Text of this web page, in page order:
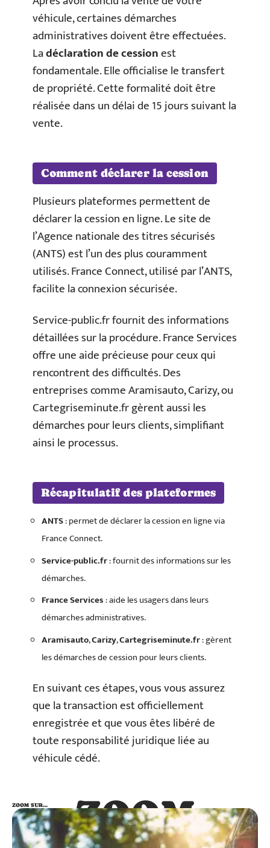
véhicule, certaines démarches
administratives doivent être effectuées.
Ladéclaration de cessionest
fondamentale. Elle officialise le transfert
de propriété. Cette formalité doit être
réalisée dans un délai de 15 jours suivant la
vente.
Comment déclarer la cession
Plusieurs plateformes permettent de
déclarer la cession en ligne. Le site de
l’Agence nationale des titres sécurisés
(ANTS) est l’un des plus couramment
utilisés. France Connect, utilisé par l’ANTS,
facilite la connexion sécurisée.
Service-public.fr fournit des informations
détaillées sur la procédure. France Services
offre une aide précieuse pour ceux qui
rencontrent des difficultés. Des
entreprises comme Aramisauto, Carizy, ou
Cartegriseminute.fr gèrent aussi les
démarches pour leurs clients, simplifiant
ainsi le processus.
Récapitulatif des plateformes
ANTS: permet de déclarer la cession en ligne via
France Connect.
Service-public.fr: fournit des informations sur les
démarches.
France Services: aide les usagers dans leurs
démarches administratives.
Aramisauto,Carizy,Cartegriseminute.fr: gèrent
les démarches de cession pour leurs clients.
En suivant ces étapes, vous vous assurez
que la transaction est officiellement
enregistrée et que vous êtes libéré de
toute responsabilité juridique liée au
véhicule cédé.
ZOOM
SUR…
ZOOM SUR…